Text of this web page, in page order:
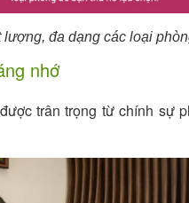
đa dạng các loại
nhớ
trân trọng từ chính sự